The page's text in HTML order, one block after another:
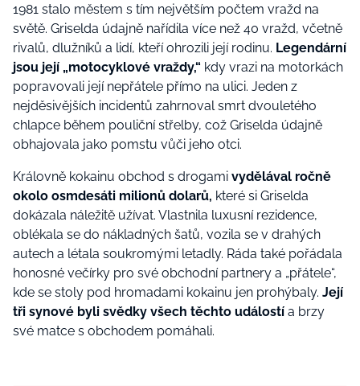
1981 stalo městem s tím největším počtem vražd na
světě. Griselda údajně nařídila více než 40 vražd, včetně
rivalů, dlužníků a lidí, kteří ohrozili její rodinu. Legendární
jsou její „motocyklové vraždy,“ kdy vrazi na motorkách
popravovali její nepřátele přímo na ulici. Jeden z
nejděsivějších incidentů zahrnoval smrt dvouletého
chlapce během pouliční střelby, což Griselda údajně
obhajovala jako pomstu vůči jeho otci​.
Královně kokainu obchod s drogami vydělával ročně
okolo osmdesáti milionů dolarů, které si Griselda
dokázala náležitě užívat. Vlastnila luxusní rezidence,
oblékala se do nákladných šatů, vozila se v drahých
autech a létala soukromými letadly. Ráda také pořádala
honosné večírky pro své obchodní partnery a „přátele“,
kde se stoly pod hromadami kokainu jen prohýbaly. Její
tři synové byli svědky všech těchto událostí a brzy
své matce s obchodem pomáhali.